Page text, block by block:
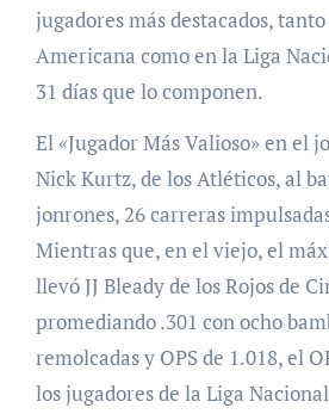
jugadores más destacados,
Americana como en la Liga
31 días que lo componen.
El «Jugador Más Valioso» en el
Nick Kurtz, de los Atléticos, al
jonrones, 26 carreras
Mientras que, en el viejo, el
llevó JJ Bleady de los Rojos de
promediando .301 con ocho
remolcadas y OPS de 1.018, el
los jugadores de la Liga